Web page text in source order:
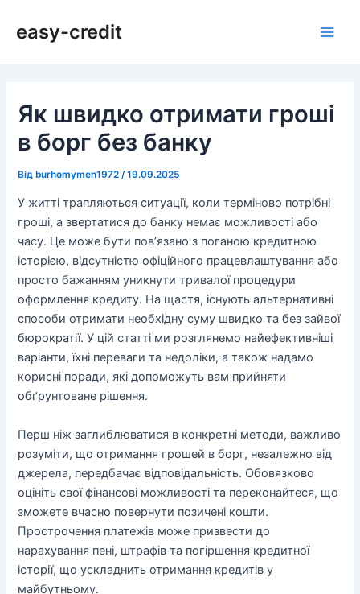
easy-credit
Як швидко отримати гроші
в борг без банку
Відburhomymen1972 /19.09.2025
У житті трапляються ситуації, коли терміново потрібні
гроші, а звертатися до банку немає можливості або
часу. Це може бути пов’язано з поганою кредитною
історією, відсутністю офіційного працевлаштування або
просто бажанням уникнути тривалої процедури
оформлення кредиту. На щастя, існують альтернативні
способи отримати необхідну суму швидко та без зайвої
бюрократії. У цій статті ми розглянемо найефективніші
варіанти, їхні переваги та недоліки, а також надамо
корисні поради, які допоможуть вам прийняти
обґрунтоване рішення.
Перш ніж заглиблюватися в конкретні методи, важливо
розуміти, що отримання грошей в борг, незалежно від
джерела, передбачає відповідальність. Обовязково
оцініть свої фінансові можливості та переконайтеся, що
зможете вчасно повернути позичені кошти.
Прострочення платежів може призвести до
нарахування пені, штрафів та погіршення кредитної
історії, що ускладнить отримання кредитів у
майбутньому.
по